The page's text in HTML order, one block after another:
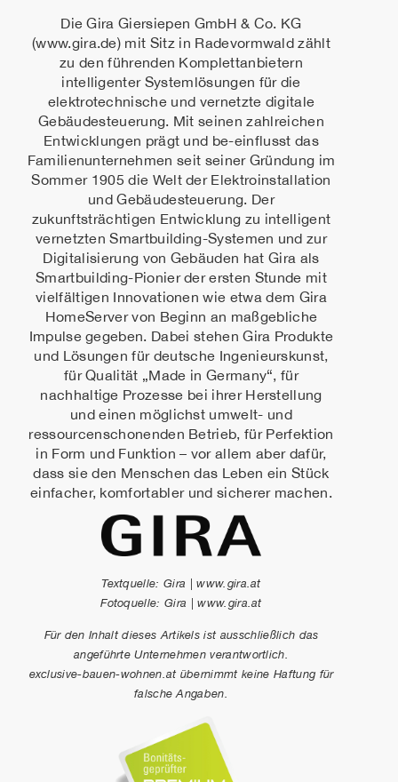
Die Gira Giersiepen GmbH & Co. KG
(www.gira.de) mit Sitz in Radevormwald zählt
zu den führenden Komplettanbietern
intelligenter Systemlösungen für die
elektrotechnische und vernetzte digitale
Gebäudesteuerung. Mit seinen zahlreichen
Entwicklungen prägt und be-einflusst das
Familienunternehmen seit seiner Gründung im
Sommer 1905 die Welt der Elektroinstallation
und Gebäudesteuerung. Der
zukunftsträchtigen Entwicklung zu intelligent
vernetzten Smartbuilding-Systemen und zur
Digitalisierung von Gebäuden hat Gira als
Smartbuilding-Pionier der ersten Stunde mit
vielfältigen Innovationen wie etwa dem Gira
HomeServer von Beginn an maßgebliche
Impulse gegeben. Dabei stehen Gira Produkte
und Lösungen für deutsche Ingenieurskunst,
für Qualität „Made in Germany“, für
nachhaltige Prozesse bei ihrer Herstellung
und einen möglichst umwelt- und
ressourcenschonenden Betrieb, für Perfektion
in Form und Funktion – vor allem aber dafür,
dass sie den Menschen das Leben ein Stück
einfacher, komfortabler und sicherer machen.
Textquelle: Gira | www.gira.at
Fotoquelle: Gira | www.gira.at
Für den Inhalt dieses Artikels ist ausschließlich das
angeführte Unternehmen verantwortlich.
exclusive-bauen-wohnen.at übernimmt keine Haftung für
falsche Angaben.